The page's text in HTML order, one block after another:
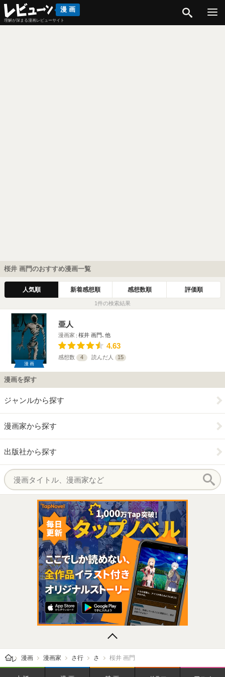
漫画
理解が深まる漫画レビューサイト
桜井 画門のおすすめ漫画一覧
人気順 新着感想順 感想数順 評価順
1件の検索結果
漫画
亜人
漫画家 桜井 画門､他
4.63
感想数 4 読んだ人 15
漫画を探す
ジャンルから探す
漫画家から探す
出版社から探す
レビューン トップ
漫画 漫画家 さ行 さ 桜井 画門